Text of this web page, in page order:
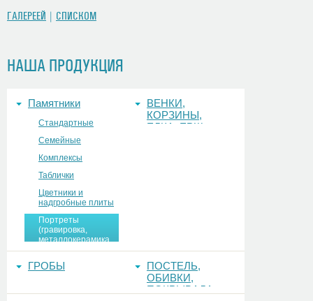
НАША ПРОДУКЦИЯ
Памятники
Стандартные
Семейные
Комплексы
Таблички
Цветники и
надгробные плиты
Портреты
(гравировка,
металлокерамика,
керамогранит,
ВЕНКИ,
КОРЗИНЫ,
ЕЛКА, ЕРШ,
ГРОБЫ
ПОСТЕЛЬ,
ОБИВКИ,
ПОКРЫВАЛА
ГАЛЕРЕЕЙ | СПИСКОМ